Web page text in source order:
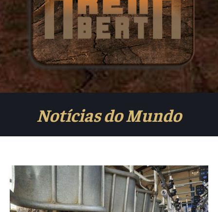
Notícias do Mundo